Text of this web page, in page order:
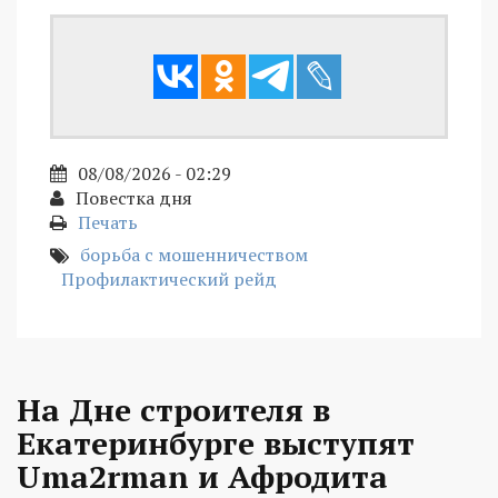
08/08/2026 - 02:29
Повестка дня
Печать
борьба с мошенничеством
Профилактический рейд
На Дне строителя в
Екатеринбурге выступят
Uma2rman и Афродита